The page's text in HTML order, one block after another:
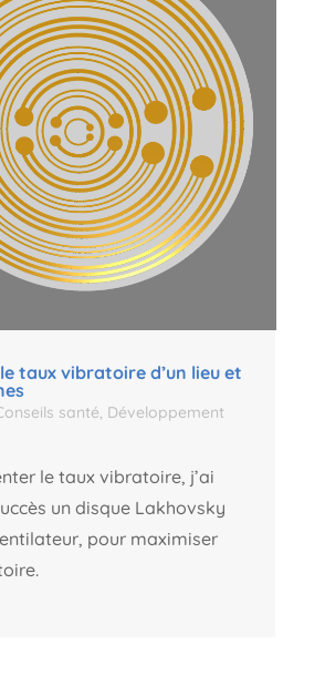
taux vibratoire d’un lieu et
santé, Développement
le taux vibratoire, j’ai
un disque Lakhovsky
pour maximiser